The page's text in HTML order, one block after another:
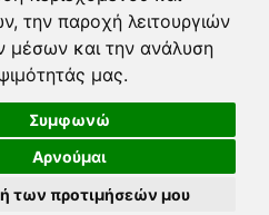
την παροχή λειτουργιών
μέσων και την ανάλυση
μας.
Συμφωνώ
Αρνούμαι
των προτιμήσεών μου
ενημέρωση 06-08-2026
20:56